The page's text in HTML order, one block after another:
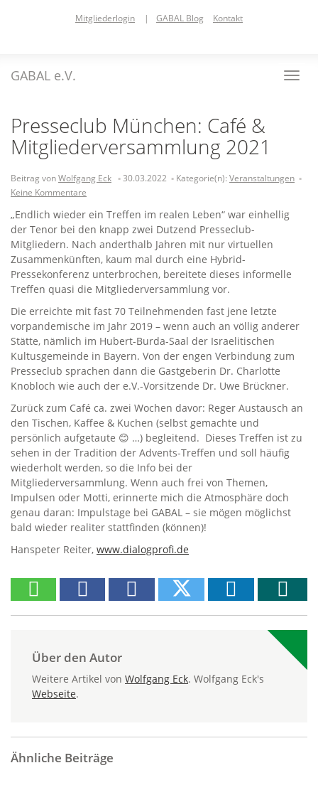
Mitgliederlogin | GABAL Blog Kontakt
GABAL e.V.
Presseclub München: Café &
Mitgliederversammlung 2021
Beitrag vonWolfgang Eck 30.03.2022 Kategorie(n): Veranstaltungen
Keine Kommentare
„Endlich wieder ein Treffen im realen Leben“ war einhellig
der Tenor bei den knapp zwei Dutzend Presseclub-
Mitgliedern. Nach anderthalb Jahren mit nur virtuellen
Zusammenkünften, kaum mal durch eine Hybrid-
Pressekonferenz unterbrochen, bereitete dieses informelle
Treffen quasi die Mitgliederversammlung vor.
Die erreichte mit fast 70 Teilnehmenden fast jene letzte
vorpandemische im Jahr 2019 – wenn auch an völlig anderer
Stätte, nämlich im Hubert-Burda-Saal der Israelitischen
Kultusgemeinde in Bayern. Von der engen Verbindung zum
Presseclub sprachen dann die Gastgeberin Dr. Charlotte
Knobloch wie auch der e.V.-Vorsitzende Dr. Uwe Brückner.
Zurück zum Café ca. zwei Wochen davor: Reger Austausch an
den Tischen, Kaffee & Kuchen (selbst gemachte und
persönlich aufgetaute 😊 …) begleitend. Dieses Treffen ist zu
sehen in der Tradition der Advents-Treffen und soll häufig
wiederholt werden, so die Info bei der
Mitgliederversammlung. Wenn auch frei von Themen,
Impulsen oder Motti, erinnerte mich die Atmosphäre doch
genau daran: Impulstage bei GABAL – sie mögen möglichst
bald wieder realiter stattfinden (können)!
Hanspeter Reiter, www.dialogprofi.de
Über den Autor
Weitere Artikel von Wolfgang Eck. Wolfgang Eck's
Webseite.
Ähnliche Beiträge